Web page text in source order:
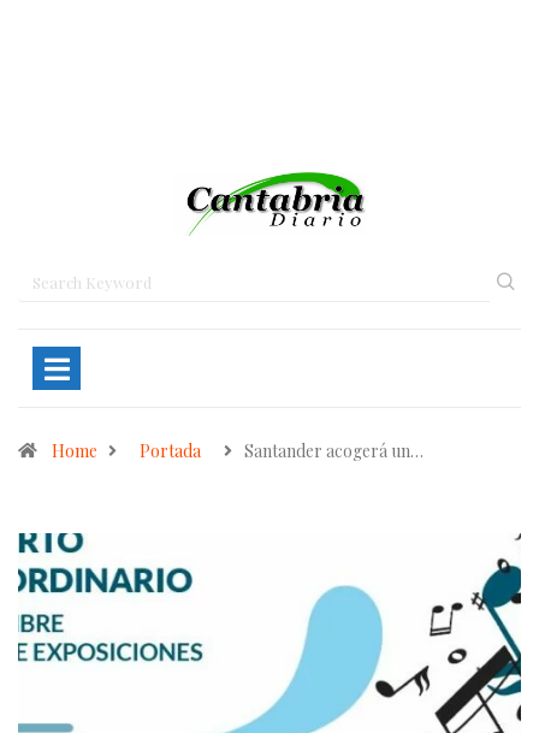
Home Portada Santander acogerá un…